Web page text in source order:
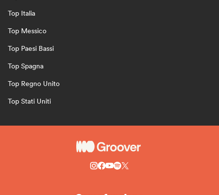
Top Italia
Top Messico
Top Paesi Bassi
Top Spagna
Top Regno Unito
Top Stati Uniti